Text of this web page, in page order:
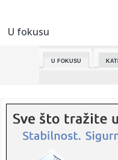
06:52:
06:52:
Zvezda čeka
06:28:Maj u znaku
UKC RS 29...
U fokusu
U FOKUSU